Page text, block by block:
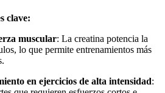
clave:
muscular: La creatina potencia la
lo que permite entrenamientos más
en ejercicios de alta intensidad: